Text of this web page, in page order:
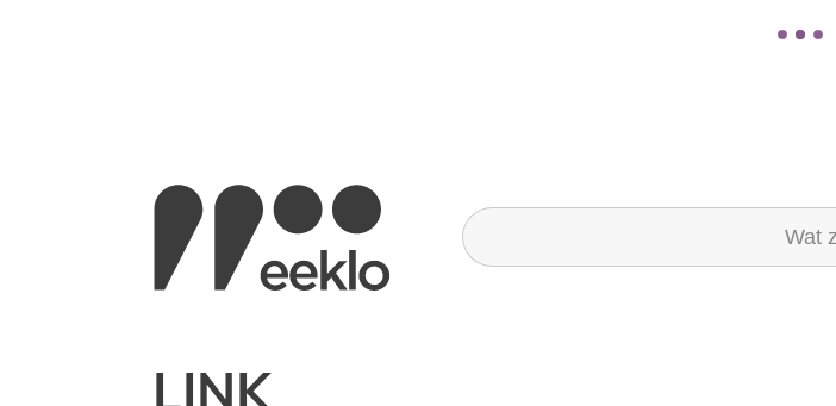
Stad Eeklo
Wat zoek je?